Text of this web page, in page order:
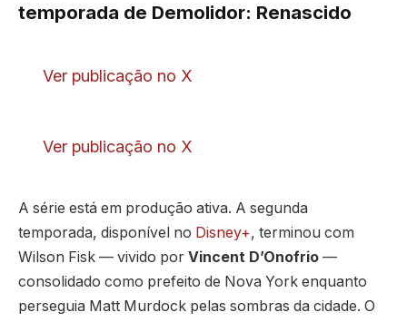
temporada de Demolidor: Renascido
Ver publicação no X
Ver publicação no X
A série está em produção ativa. A segunda
temporada, disponível no Disney+, terminou com
Wilson Fisk — vivido por Vincent D’Onofrio —
consolidado como prefeito de Nova York enquanto
perseguia Matt Murdock pelas sombras da cidade. O